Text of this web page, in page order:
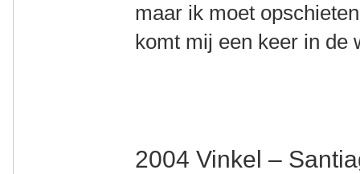
maar ik moet
komt mij een keer in de
2004 Vinkel –